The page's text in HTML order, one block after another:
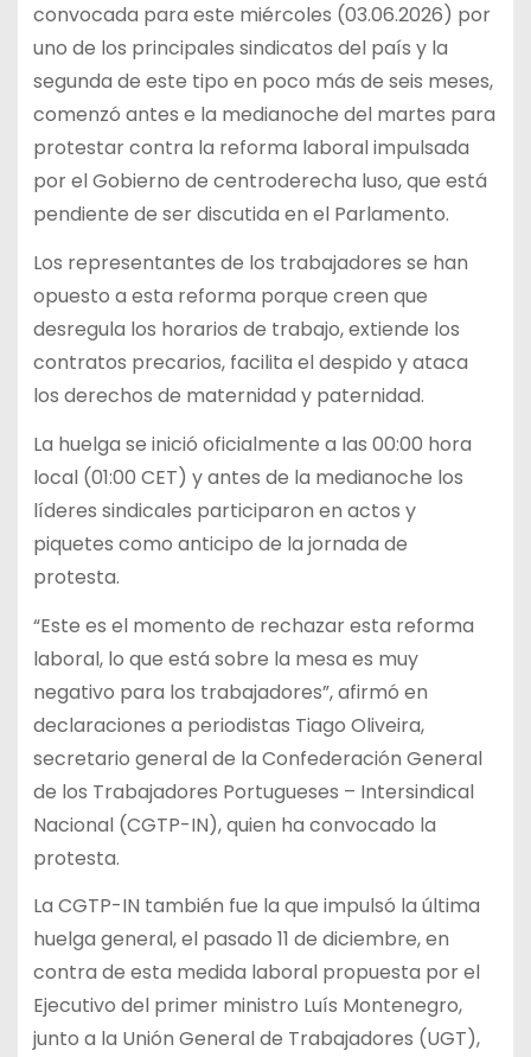
convocada para este miércoles (03.06.2026) por
uno de los principales sindicatos del país y la
segunda de este tipo en poco más de seis meses,
comenzó antes e la medianoche del martes para
protestar contra la reforma laboral impulsada
por el Gobierno de centroderecha luso, que está
pendiente de ser discutida en el Parlamento.
Los representantes de los trabajadores se han
opuesto a esta reforma porque creen que
desregula los horarios de trabajo, extiende los
contratos precarios, facilita el despido y ataca
los derechos de maternidad y paternidad.
La huelga se inició oficialmente a las 00:00 hora
local (01:00 CET) y antes de la medianoche los
líderes sindicales participaron en actos y
piquetes como anticipo de la jornada de
protesta.
“Este es el momento de rechazar esta reforma
laboral, lo que está sobre la mesa es muy
negativo para los trabajadores”, afirmó en
declaraciones a periodistas Tiago Oliveira,
secretario general de la Confederación General
de los Trabajadores Portugueses – Intersindical
Nacional (CGTP-IN), quien ha convocado la
protesta.
La CGTP-IN también fue la que impulsó la última
huelga general, el pasado 11 de diciembre, en
contra de esta medida laboral propuesta por el
Ejecutivo del primer ministro Luís Montenegro,
junto a la Unión General de Trabajadores (UGT),